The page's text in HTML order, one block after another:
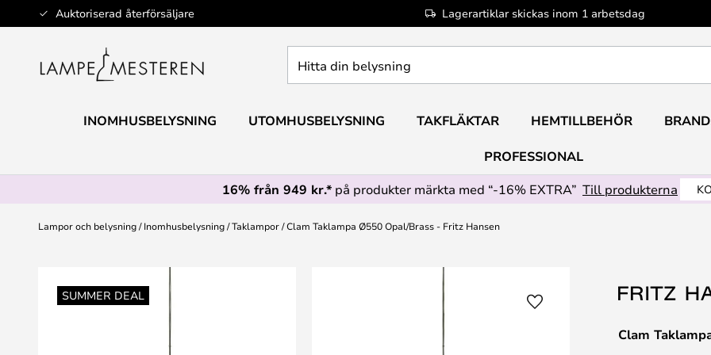
Auktoriserad återförsäljare Lagerartiklar skickas inom 1 arbetsdag
Hoppa
till
din
INOMHUSBELYSNING UTOMHUSBELYSNING TAKFLÄKTAR HEMTILLBEHÖR
PROFESSIONAL
16% från 949 kr.* på produkter märkta med “-16% EXTRA” Till produkterna
Lampor och belysning Inomhusbelysning Taklampor Clam Taklampa Ø550 Opal/Brass - Fritz Hansen
SUMMER DEAL
Clam